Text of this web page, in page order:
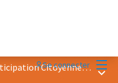
Se connecter
Prix &quot;Bonne Pratique en Participation Citoyenne&quot; 2021